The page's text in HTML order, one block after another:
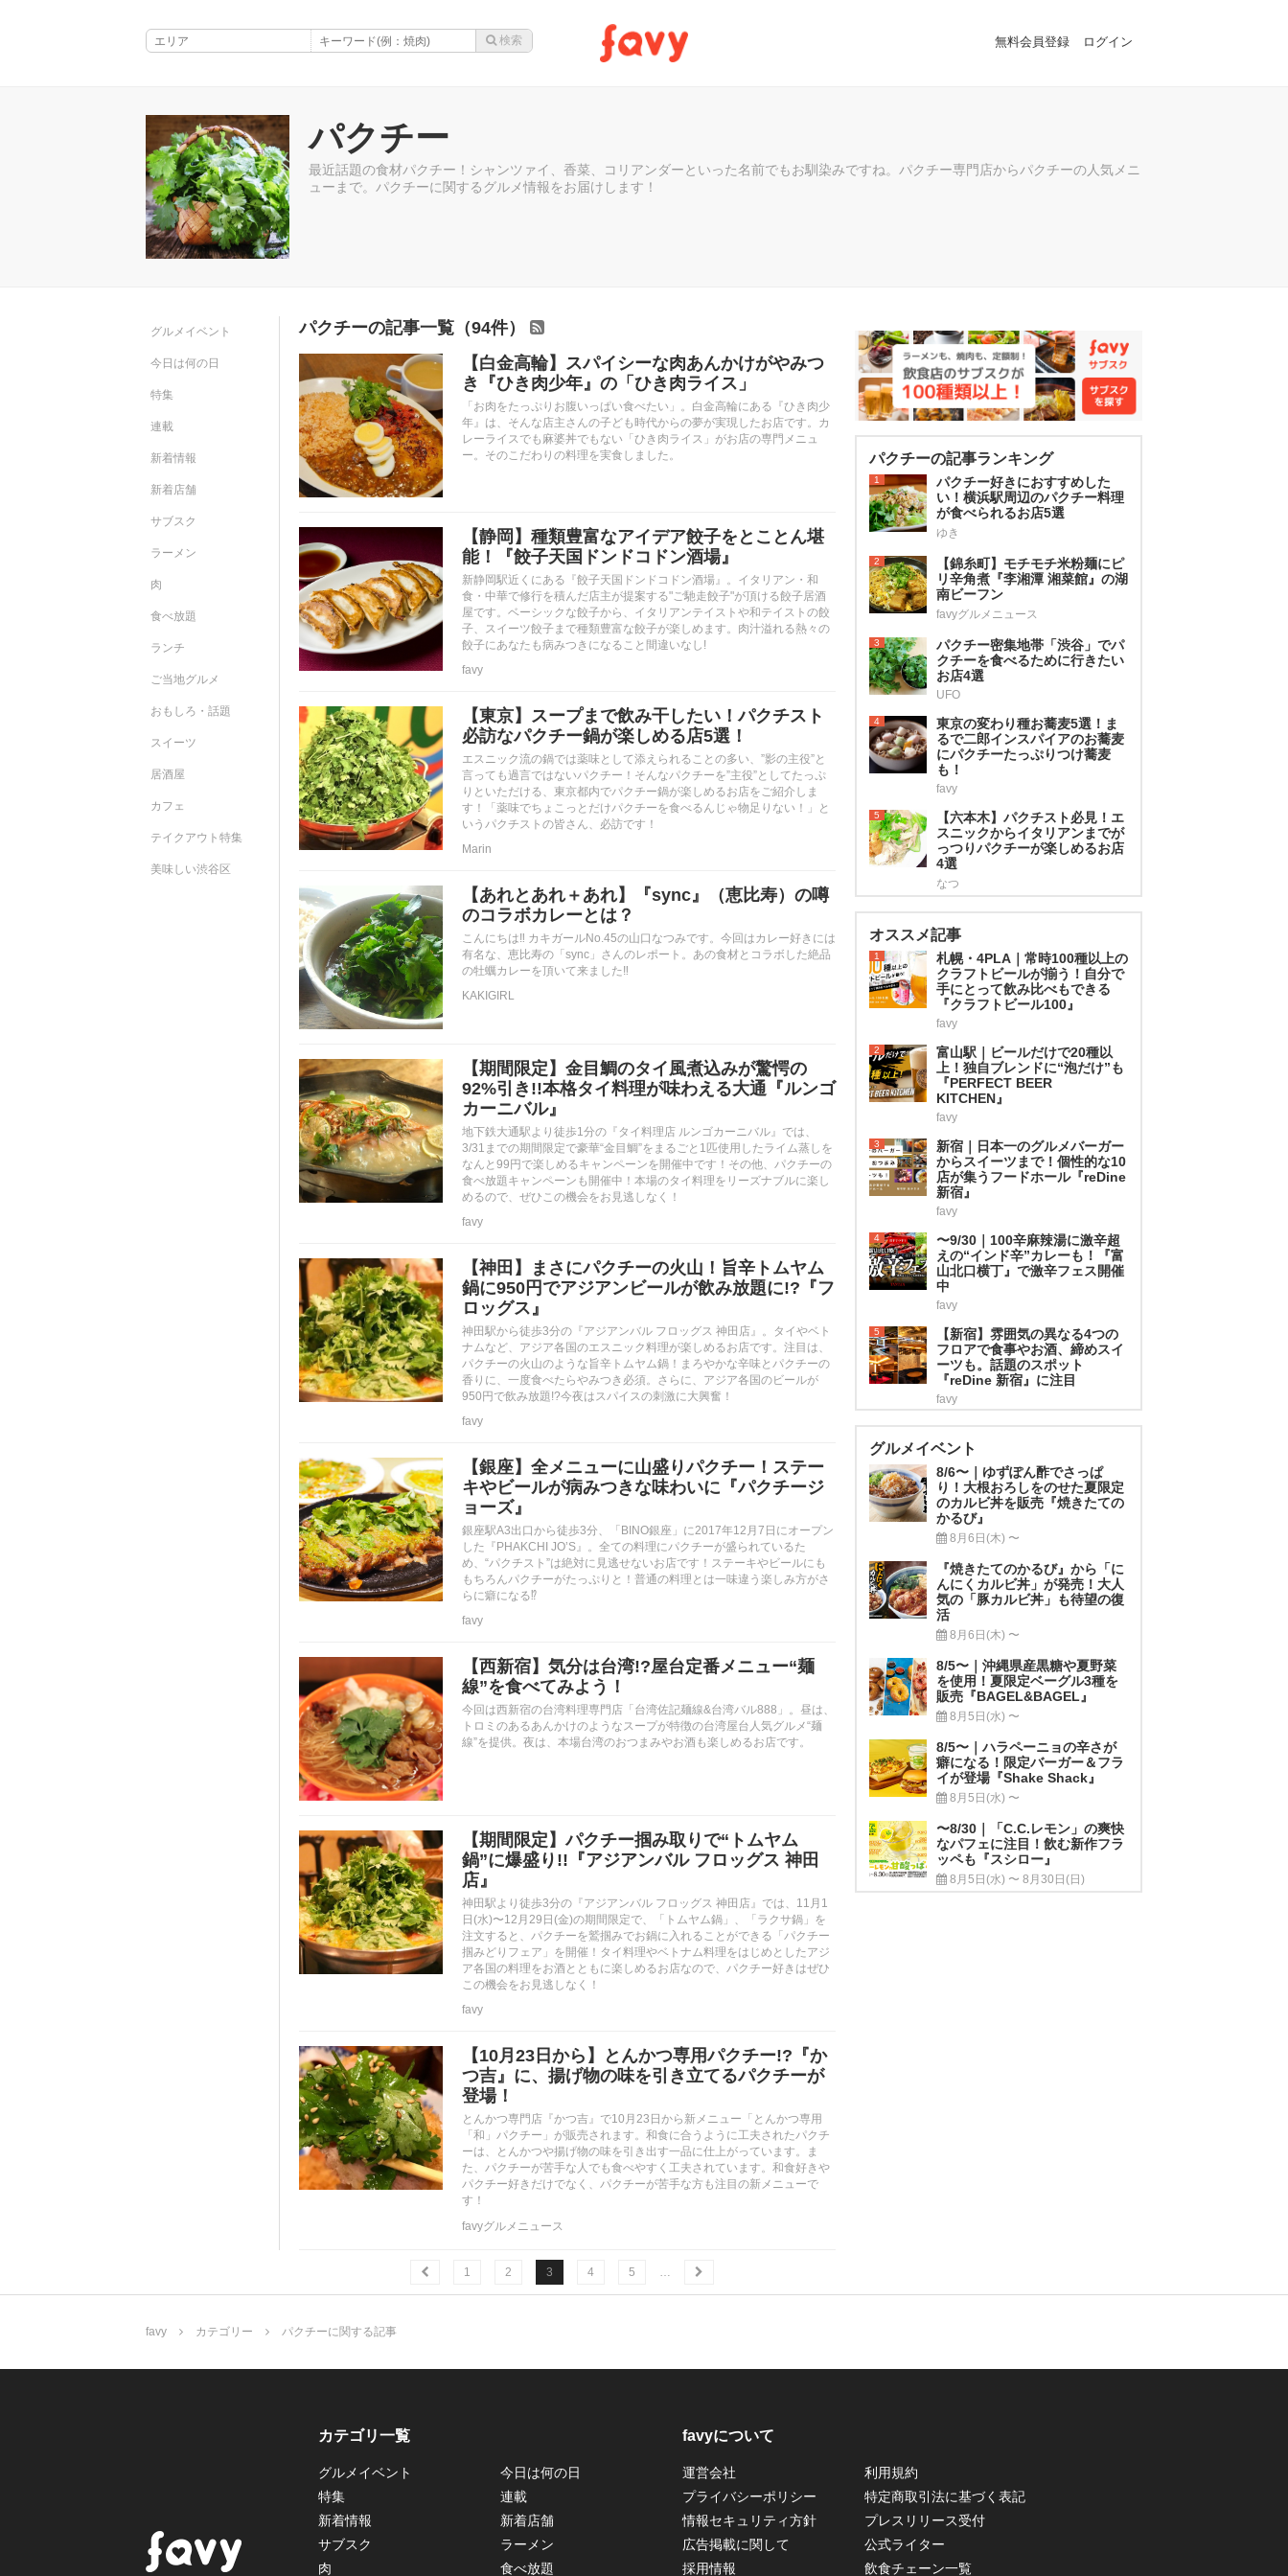
無料会員登録 ログイン
パクチー
最近話題の食材パクチー！シャンツァイ、香菜、コリアンダーといった名前でもお馴染みですね。パクチー専門店からパクチーの人気メニ
ューまで。パクチーに関するグルメ情報をお届けします！
パクチーの記事一覧（94件）
【白金高輪】スパイシーな肉あんかけがやみつ
き『ひき肉少年』の「ひき肉ライス」
「お肉をたっぷりお腹いっぱい食べたい」。白金高輪にある『ひき肉少
年』は、そんな店主さんの子ども時代からの夢が実現したお店です。カ
レーライスでも麻婆丼でもない「ひき肉ライス」がお店の専門メニュ
ー。そのこだわりの料理を実食しました。
【静岡】種類豊富なアイデア餃子をとことん堪
能！『餃子天国ドンドコドン酒場』
新静岡駅近くにある『餃子天国ドンドコドン酒場』。イタリアン・和
食・中華で修行を積んだ店主が提案する"ご馳走餃子"が頂ける餃子居酒
屋です。ベーシックな餃子から、イタリアンテイストや和テイストの餃
子、スイーツ餃子まで種類豊富な餃子が楽しめます。肉汁溢れる熱々の
餃子にあなたも病みつきになること間違いなし!
favy
【東京】スープまで飲み干したい！パクチスト
必訪なパクチー鍋が楽しめる店5選！
エスニック流の鍋では薬味として添えられることの多い、”影の主役”と
言っても過言ではないパクチー！そんなパクチーを”主役”としてたっぷ
りといただける、東京都内でパクチー鍋が楽しめるお店をご紹介しま
す！「薬味でちょこっとだけパクチーを食べるんじゃ物足りない！」と
いうパクチストの皆さん、必訪です！
Marin
【あれとあれ＋あれ】『sync』（恵比寿）の噂
のコラボカレーとは？
こんにちは‼ カキガールNo.45の山口なつみです。今回はカレー好きには
有名な、恵比寿の「sync」さんのレポート。あの食材とコラボした絶品
の牡蠣カレーを頂いて来ました‼
KAKIGIRL
【期間限定】金目鯛のタイ風煮込みが驚愕の
92%引き!!本格タイ料理が味わえる大通『ルンゴ
カーニバル』
地下鉄大通駅より徒歩1分の『タイ料理店 ルンゴカーニバル』では、
3/31までの期間限定で豪華“金目鯛”をまるごと1匹使用したライム蒸しを
なんと99円で楽しめるキャンペーンを開催中です！その他、パクチーの
食べ放題キャンペーンも開催中！本場のタイ料理をリーズナブルに楽し
めるので、ぜひこの機会をお見逃しなく！
favy
【神田】まさにパクチーの火山！旨辛トムヤム
鍋に950円でアジアンビールが飲み放題に!?『フ
ロッグス』
神田駅から徒歩3分の『アジアンバル フロッグス 神田店』。タイやベト
ナムなど、アジア各国のエスニック料理が楽しめるお店です。注目は、
パクチーの火山のような旨辛トムヤム鍋！まろやかな辛味とパクチーの
香りに、一度食べたらやみつき必須。さらに、アジア各国のビールが
950円で飲み放題!?今夜はスパイスの刺激に大興奮！
favy
【銀座】全メニューに山盛りパクチー！ステー
キやビールが病みつきな味わいに『パクチージ
ョーズ』
銀座駅A3出口から徒歩3分、「BINO銀座」に2017年12月7日にオープン
した『PHAKCHI JO’S』。全ての料理にパクチーが盛られているた
め、“パクチスト”は絶対に見逃せないお店です！ステーキやビールにも
もちろんパクチーがたっぷりと！普通の料理とは一味違う楽しみ方がさ
らに癖になる⁉︎
favy
【西新宿】気分は台湾!?屋台定番メニュー“麺
線”を食べてみよう！
今回は西新宿の台湾料理専門店「台湾佐記麺線&台湾バル888」。昼は、
トロミのあるあんかけのようなスープが特徴の台湾屋台人気グルメ“麺
線”を提供。夜は、本場台湾のおつまみやお酒も楽しめるお店です。
【期間限定】パクチー掴み取りで“トムヤム
鍋”に爆盛り!!『アジアンバル フロッグス 神田
店』
神田駅より徒歩3分の『アジアンバル フロッグス 神田店』では、11月1
日(水)〜12月29日(金)の期間限定で、「トムヤム鍋」、「ラクサ鍋」を
注文すると、パクチーを鷲掴みでお鍋に入れることができる「パクチー
掴みどりフェア」を開催！タイ料理やベトナム料理をはじめとしたアジ
ア各国の料理をお酒とともに楽しめるお店なので、パクチー好きはぜひ
この機会をお見逃しなく！
favy
【10月23日から】とんかつ専用パクチー!?『か
つ吉』に、揚げ物の味を引き立てるパクチーが
登場！
とんかつ専門店『かつ吉』で10月23日から新メニュー「とんかつ専用
「和」パクチー」が販売されます。和食に合うように工夫されたパクチ
ーは、とんかつや揚げ物の味を引き出す一品に仕上がっています。ま
た、パクチーが苦手な人でも食べやすく工夫されています。和食好きや
パクチー好きだけでなく、パクチーが苦手な方も注目の新メニューで
す！
favyグルメニュース
1 2 3 4 5
パクチーの記事ランキング
1
パクチー好きにおすすめした
い！横浜駅周辺のパクチー料理
が食べられるお店5選
ゆき
2
【錦糸町】モチモチ米粉麺にピ
リ辛角煮『李湘潭 湘菜館』の湖
南ビーフン
favyグルメニュース
3
パクチー密集地帯「渋谷」でパ
クチーを食べるために行きたい
お店4選
UFO
4
東京の変わり種お蕎麦5選！ま
るで二郎インスパイアのお蕎麦
にパクチーたっぷりつけ蕎麦
も！
favy
5
【六本木】パクチスト必見！エ
スニックからイタリアンまでが
っつりパクチーが楽しめるお店
4選
なつ
オススメ記事
1
札幌・4PLA｜常時100種以上の
クラフトビールが揃う！自分で
手にとって飲み比べもできる
『クラフトビール100』
favy
2
富山駅｜ビールだけで20種以
上！独自ブレンドに“泡だけ”も
『PERFECT BEER
KITCHEN』
favy
3
新宿｜日本一のグルメバーガー
からスイーツまで！個性的な10
店が集うフードホール『reDine
新宿』
favy
4
〜9/30｜100辛麻辣湯に激辛超
えの“インド辛”カレーも！『富
山北口横丁』で激辛フェス開催
中
favy
5
【新宿】雰囲気の異なる4つの
フロアで食事やお酒、締めスイ
ーツも。話題のスポット
『reDine 新宿』に注目
favy
グルメイベント
8/6〜｜ゆずぽん酢でさっぱ
り！大根おろしをのせた夏限定
のカルビ丼を販売『焼きたての
かるび』
8月6日(木) 〜
『焼きたてのかるび』から「に
んにくカルビ丼」が発売！大人
気の「豚カルビ丼」も待望の復
活
8月6日(木) 〜
8/5〜｜沖縄県産黒糖や夏野菜
を使用！夏限定ベーグル3種を
販売『BAGEL&BAGEL』
8月5日(水) 〜
8/5〜｜ハラペーニョの辛さが
癖になる！限定バーガー＆フラ
イが登場『Shake Shack』
8月5日(水) 〜
〜8/30｜「C.C.レモン」の爽快
なパフェに注目！飲む新作フラ
ッペも『スシロー』
8月5日(水) 〜 8月30日(日)
グルメイベント
今日は何の日
特集
連載
新着情報
新着店舗
サブスク
ラーメン
肉
食べ放題
ランチ
ご当地グルメ
おもしろ・話題
スイーツ
居酒屋
カフェ
テイクアウト特集
美味しい渋谷区
favy カテゴリー パクチーに関する記事
カテゴリ一覧
グルメイベント
今日は何の日
特集
連載
新着情報
新着店舗
サブスク
ラーメン
肉
食べ放題
favyについて
運営会社
利用規約
プライバシーポリシー
特定商取引法に基づく表記
情報セキュリティ方針
プレスリリース受付
広告掲載に関して
公式ライター
採用情報
飲食チェーン一覧